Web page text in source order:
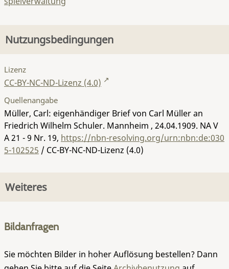
Nutzungsbedingungen
Lizenz
CC-BY-NC-ND-Lizenz (4.0)
Quellenangabe
Müller, Carl: eigenhändiger Brief von Carl Müller an
Friedrich Wilhelm Schuler. Mannheim , 24.04.1909. NA V
A 21 - 9 Nr. 19, https://nbn-resolving.org/urn:nbn:de:030
5-102525 / CC-BY-NC-ND-Lizenz (4.0)
Weiteres
Bildanfragen
Sie möchten Bilder in hoher Auflösung bestellen? Dann